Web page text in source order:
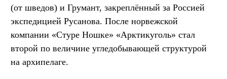
(от шведов) и Грумант, закреплённый за Россией
экспедицией Русанова. После норвежской
компании «Стуре Ношке» «Арктикуголь» стал
второй по величине угледобывающей структурой
на архипелаге.